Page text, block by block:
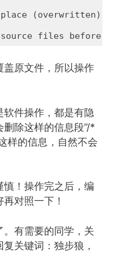
(overwritten).
source files before
盖原文件，所以操作
软件操作，都是有隐
除这样的信息段”/*
样的信息，自然不会
慎！操作完之后，编
对照一下！
。有需要的同学，关
关键词：独步狼，